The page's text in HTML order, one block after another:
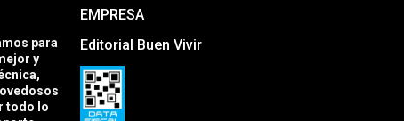
para
y
todo lo
EMPRESA
Editorial Buen Vivir